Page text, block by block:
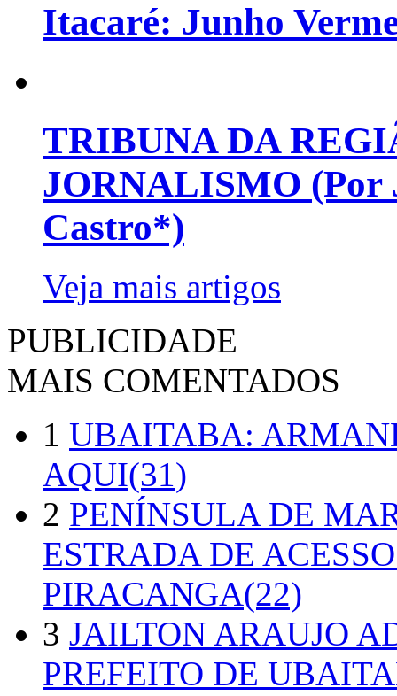
Itacaré: Junho
TRIBUNA DA
JORNALISMO (Por
Castro*)
Veja mais artigos
PUBLICIDADE
MAIS COMENTADOS
1 UBAITABA:
AQUI(31)
2 PENÍNSULA DE
ESTRADA DE
PIRACANGA(22)
3 JAILTON ARAUJO
PREFEITO DE